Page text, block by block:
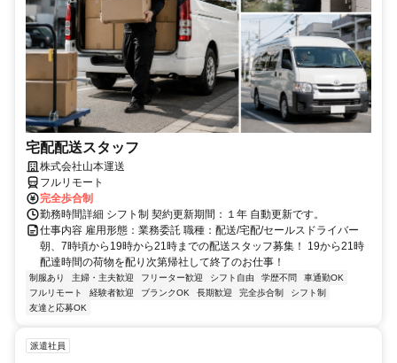
宅配配送スタッフ
株式会社山本運送
フルリモート
完全歩合制
勤務時間詳細 シフト制 契約更新期間：１年 自動更新です。
仕事内容 雇用形態：業務委託 職種：配送/宅配/セールスドライバー
朝、7時頃から19時から21時までの配送スタッフ募集！ 19から21時
配達時間の荷物を配り次第帰社して終了のお仕事！
制服あり 主婦・主夫歓迎 フリーター歓迎 シフト自由 学歴不問
車通勤OK
フルリモート
経験者歓迎 ブランクOK 長期歓迎 完全歩合制
シフト制
友達と応募OK
派遣社員